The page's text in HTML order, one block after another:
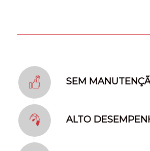
SEM
ALTO